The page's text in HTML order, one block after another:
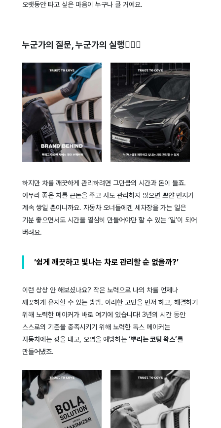
오랫동안 타고 싶은 마음이 누구나 클 거예요.
누군가의 질문, 누군가의 실행🏃🏻‍♀️
하지만 차를 깨끗하게 관리하려면 그만큼의 시간과 돈이 들죠.
아무리 좋은 차를 큰돈을 주고 사도 관리하지 않으면 뽀얀 먼지가
계속 쌓일 뿐이니까요. 자동차 오너들에겐 세차장을 가는 일은
기분 좋으면서도 시간을 열심히 만들어야만 할 수 있는 ‘일’이 되어
버려요.
‘쉽게 깨끗하고 빛나는 차로 관리할 순 없을까?’
이런 상상 안 해보셨나요? 작은 노력으로 나의 차를 언제나
깨끗하게 유지할 수 있는 방법. 이러한 고민을 먼저 하고, 해결하기
위해 노력한 메이커가 바로 여기에 있습니다! 3년의 시간 동안
스스로의 기준을 충족시키기 위해 노력한 독스 메이커는
자동차에는 광을 내고, 오염을 예방하는 ‘뿌리는 코팅 왁스’를
만들어냈죠.